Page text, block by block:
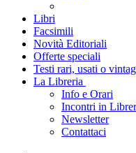
Libri
Facsimili
Novità Editoriali
Offerte speciali
Testi rari, usati o
La Libreria
Info e Orari
Incontri in
Newsletter
Contattaci